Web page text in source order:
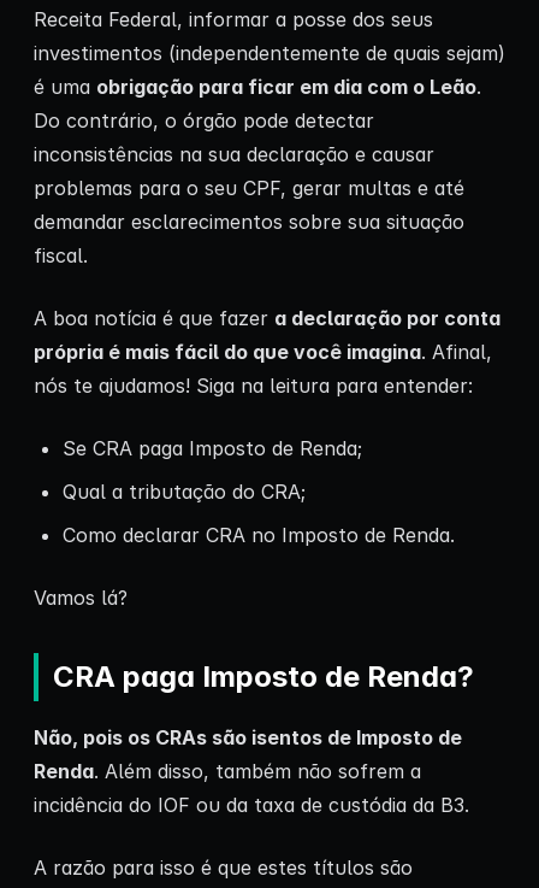
Receita Federal, informar a posse dos seus
investimentos (independentemente de quais sejam)
é uma obrigação para ficar em dia com o Leão.
Do contrário, o órgão pode detectar
inconsistências na sua declaração e causar
problemas para o seu CPF, gerar multas e até
demandar esclarecimentos sobre sua situação
fiscal.
A boa notícia é que fazer a declaração por conta
própria é mais fácil do que você imagina. Afinal,
nós te ajudamos! Siga na leitura para entender:
Se CRA paga Imposto de Renda;
Qual a tributação do CRA;
Como declarar CRA no Imposto de Renda.
Vamos lá?
CRA paga Imposto de Renda?
Não, pois os CRAs são isentos de Imposto de
Renda. Além disso, também não sofrem a
incidência do IOF ou da taxa de custódia da B3.
A razão para isso é que estes títulos são